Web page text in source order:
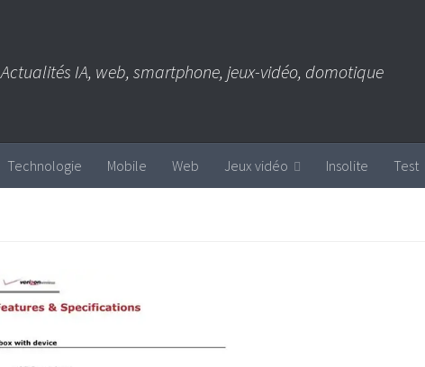
Actualités IA, web, smartphone, jeux-vidéo, domotique
Technologie Mobile Web Jeux vidéo Insolite Test